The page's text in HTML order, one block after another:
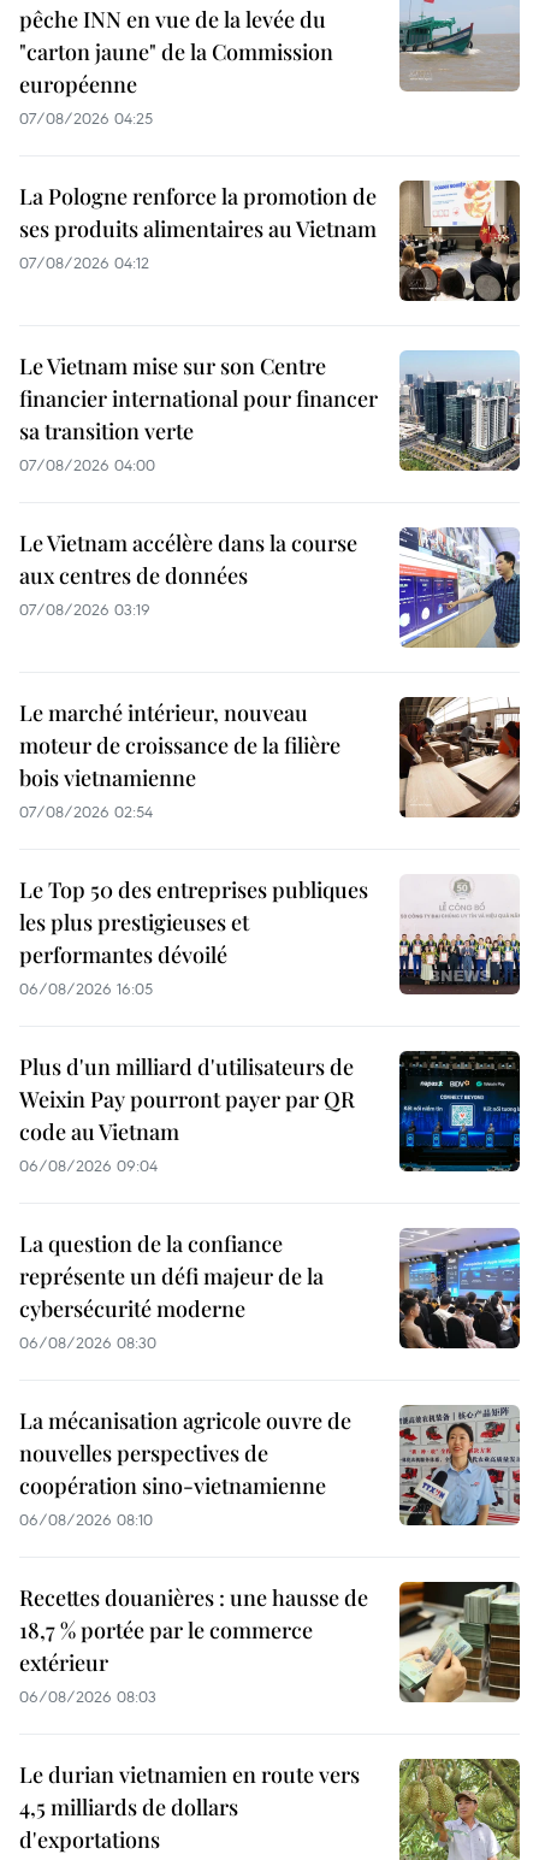
pêche INN en vue de la levée du
"carton jaune" de la Commission
européenne
07/08/2026 04:25
La Pologne renforce la promotion de
ses produits alimentaires au Vietnam
07/08/2026 04:12
Le Vietnam mise sur son Centre
financier international pour financer
sa transition verte
07/08/2026 04:00
Le Vietnam accélère dans la course
aux centres de données
07/08/2026 03:19
Le marché intérieur, nouveau
moteur de croissance de la filière
bois vietnamienne
07/08/2026 02:54
Le Top 50 des entreprises publiques
les plus prestigieuses et
performantes dévoilé
06/08/2026 16:05
Plus d'un milliard d'utilisateurs de
Weixin Pay pourront payer par QR
code au Vietnam
06/08/2026 09:04
La question de la confiance
représente un défi majeur de la
cybersécurité moderne
06/08/2026 08:30
La mécanisation agricole ouvre de
nouvelles perspectives de
coopération sino-vietnamienne
06/08/2026 08:10
Recettes douanières : une hausse de
18,7 % portée par le commerce
extérieur
06/08/2026 08:03
Le durian vietnamien en route vers
4,5 milliards de dollars
d'exportations